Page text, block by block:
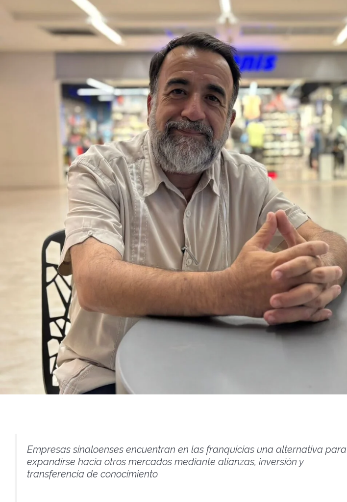
Empresas sinaloenses encuentran en las franquicias una alternativa para
expandirse hacia otros mercados mediante alianzas, inversión y
transferencia de conocimiento